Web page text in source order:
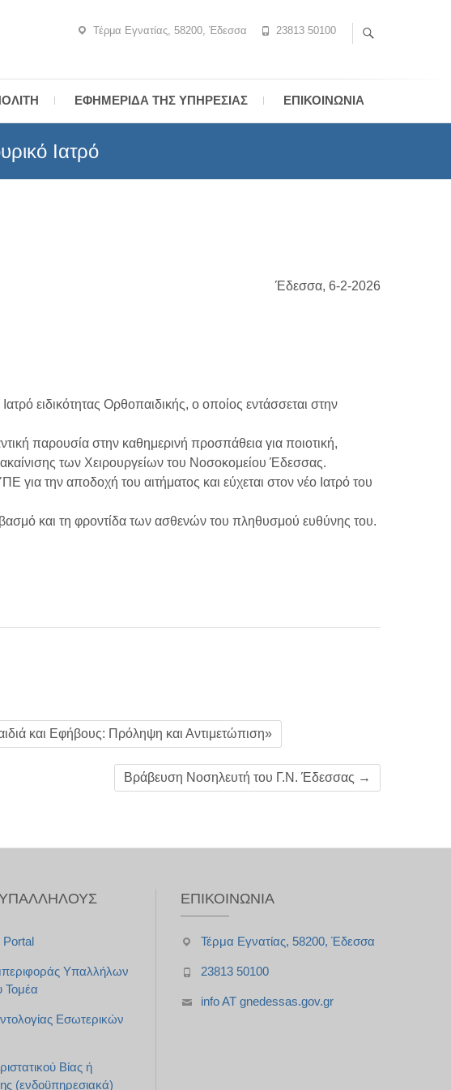
Τέρμα Εγνατίας, 58200, Έδεσσα 23813 50100
ΕΦΗΜΕΡΊΔΑ ΤΗΣ ΥΠΗΡΕΣΊΑΣ ΕΠΙΚΟΙΝΩΝΊΑ
Ιατρό
Έδεσσα, 6-2-2026
ειδικότητας Ορθοπαιδικής, ο οποίος εντάσσεται στην
παρουσία στην καθημερινή προσπάθεια για ποιοτική,
των Χειρουργείων του Νοσοκομείου Έδεσσας.
για την αποδοχή του αιτήματος και εύχεται στον νέο Ιατρό του
και τη φροντίδα των ασθενών του πληθυσμού ευθύνης του.
και Εφήβους: Πρόληψη και Αντιμετώπιση»
Βράβευση Νοσηλευτή του Γ.Ν. Έδεσσας →
ΥΠΑΛΛΉΛΟΥΣ
Portal
Υπαλλήλων
Τομέα
Εσωτερικών
Βίας ή
(ενδοϋπηρεσιακά)
ΕΠΙΚΟΙΝΩΝΊΑ
Τέρμα Εγνατίας, 58200, Έδεσσα
23813 50100
info AT gnedessas.gov.gr